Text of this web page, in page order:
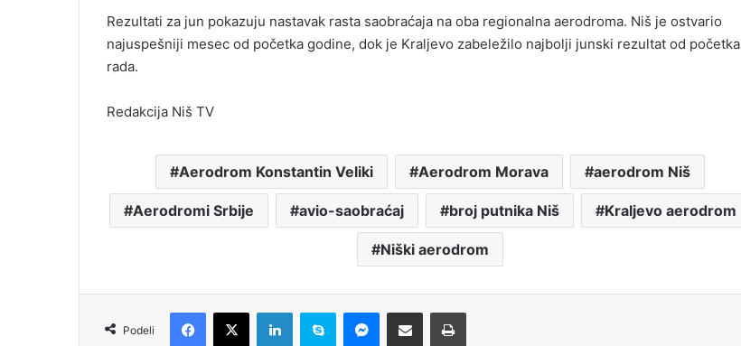
Rezultati za jun pokazuju nastavak rasta saobraćaja na oba regionalna aerodroma. Niš je ostvario
najuspešniji mesec od početka godine, dok je Kraljevo zabeležilo najbolji junski rezultat od početka
rada.
Redakcija Niš TV
Aerodrom Konstantin Veliki Aerodrom Morava aerodrom Niš
Aerodromi Srbije avio-saobraćaj broj putnika Niš Kraljevo aerodrom
Niški aerodrom
Podeli